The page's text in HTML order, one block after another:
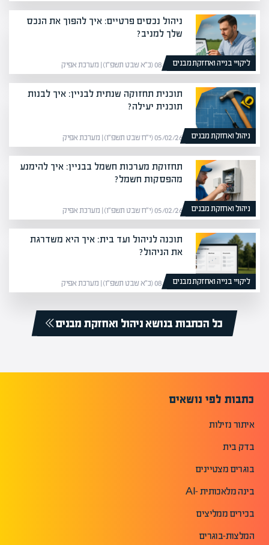
ליקויי בנייה ואחזקת מבנים
ניהול נכסים פרטיים: איך להפוך את הנכס
שלך למניב?
08/02/26 (כ״א שבט תשפ״ו) | מערכת אפיק
ניהול ואחזקת מבנים
תוכנית תחזוקה שנתית לבניין: איך לבנות
תוכנית יעילה?
05/02/26 (י״ח שבט תשפ״ו) | מערכת אפיק
ניהול ואחזקת מבנים
תחזוקת מערכות חשמל בבניין: איך להימנע
מהפסקות חשמל?
05/02/26 (י״ח שבט תשפ״ו) | מערכת אפיק
ליקויי בנייה ואחזקת מבנים
תוכנה לניהול ועד בית: איך היא משדרגת
את הניהול?
08/02/26 (כ״א שבט תשפ״ו) | מערכת אפיק
כל הכתבות בנושא ניהול ואחזקת מבנים
כתבות לפי נושאים
איתור נזילות
בדק בית
בוגרים מצטיינים
בינה מלאכותית -AI
בכירים ממליצים
המלצות-בוגרים